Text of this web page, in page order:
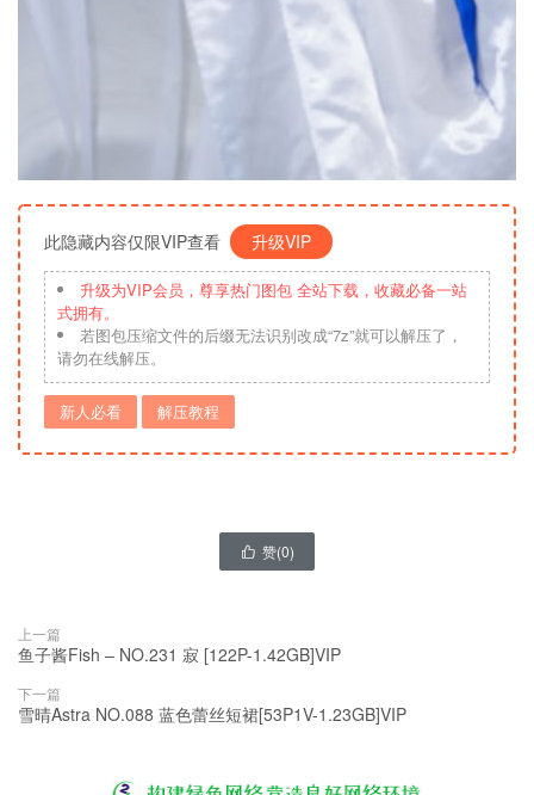
此隐藏内容仅限VIP查看 升级VIP
升级为VIP会员，尊享热门图包 全站下载，收藏必备一站
式拥有。
若图包压缩文件的后缀无法识别改成“7z”就可以解压了，
请勿在线解压。
新人必看 解压教程
 赞(0)
上一篇
鱼子酱Fish – NO.231 寂 [122P-1.42GB]VIP
下一篇
雪晴Astra NO.088 蓝色蕾丝短裙[53P1V-1.23GB]VIP